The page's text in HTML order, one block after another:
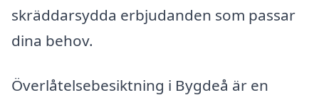
skräddarsydda erbjudanden som passar
dina behov.
Överlåtelsebesiktning i Bygdeå är en